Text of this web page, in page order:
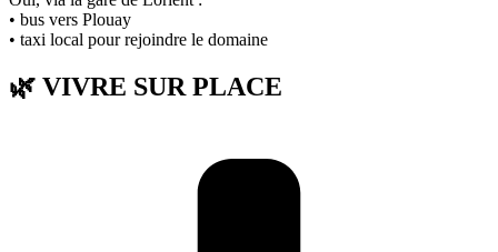
• bus vers Plouay
• taxi local pour rejoindre le domaine
🌿 VIVRE SUR PLACE